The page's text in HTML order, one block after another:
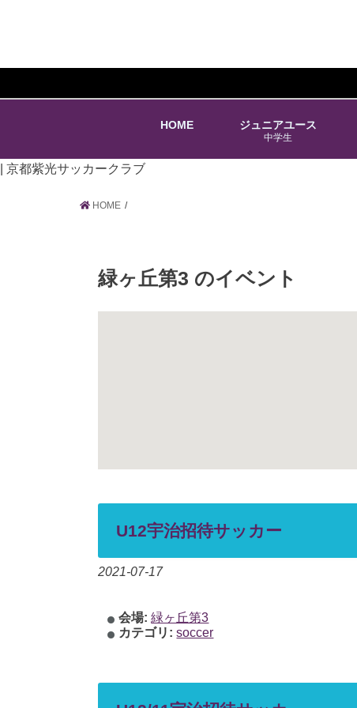
HOME ジュニアユース
中学生
| 京都紫光サッカークラブ
HOME
緑ヶ丘第3 のイベント
U12宇治招待サッカー
2021-07-17
会場: 緑ヶ丘第3
カテゴリ: soccer